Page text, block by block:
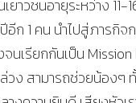
ยาวชนอายุระหว่าง
อีก 1 คน นำไปสู่ภารกิ
นเรียกกันเป็น
วง สามารถช่วยน้องๆ